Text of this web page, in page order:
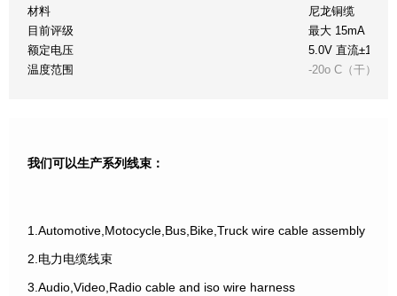
材料
尼龙铜缆
目前评级
最大 15mA
额定电压
5.0V 直流±10%
温度范围
-20o C（干）至
我们可以生产系列线束：
1.Automotive,Motocycle,Bus,Bike,Truck wire cable assembly
2.电力电缆线束
3.Audio,Video,Radio cable and iso wire harness